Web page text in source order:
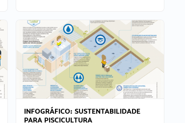
INFOGRÁFICO: SUSTENTABILIDADE
PARA PISCICULTURA